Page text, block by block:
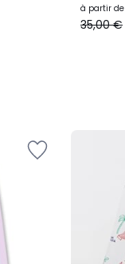
à partir de
35,00 €